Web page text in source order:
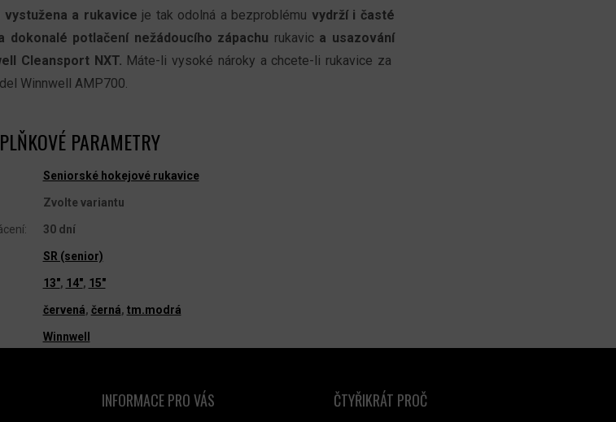
vystužena a rukavice je tak odolná a bezproblému vydrží i časté
dokonalé potlačení nežádoucího zápachu rukavic a usazování
Cleansport NXT. Máte-li vysoké nároky a chcete-li rukavice za
Winnwell AMP700.
PARAMETRY
Seniorské hokejové rukavice
Zvolte variantu
: 30 dní
SR (senior)
13", 14", 15"
červená, černá, tm.modrá
Winnwell
INFORMACE PRO VÁS ČTYŘIKRÁT PROČ